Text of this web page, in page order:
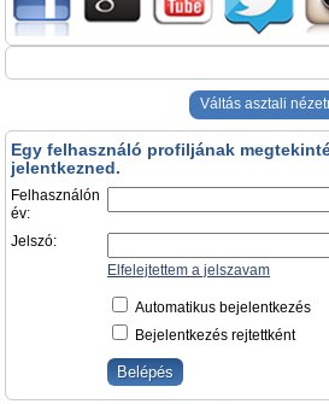
Váltás asztali
Egy felhasználó profiljának
jelentkezned.
Felhasználón
év:
Jelszó:
Elfelejtettem a jelszavam
Automatikus bejelentkezés
Bejelentkezés rejtettként